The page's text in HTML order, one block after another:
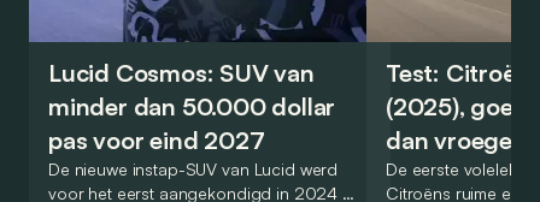
Lucid Cosmos: SUV van
minder dan 50.000 dollar
pas voor eind 2027
De nieuwe instap-SUV van Lucid werd
voor het eerst aangekondigd in 2024 en
Test: Citroën
(2025), goed
dan vroeger
De eerste
Citroëns ruime en